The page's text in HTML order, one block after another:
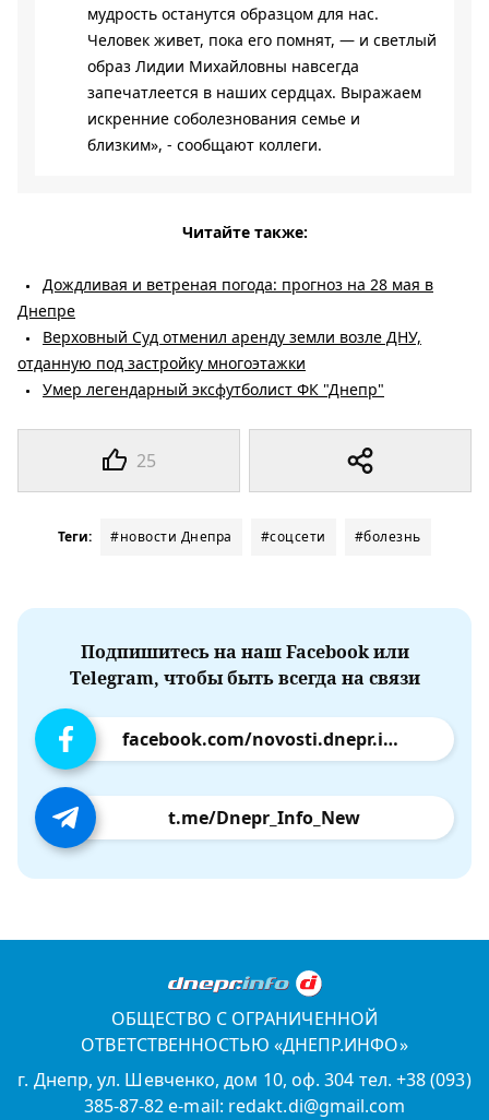
25
мудрость останутся образцом для нас.
Человек живет, пока его помнят, — и светлый
образ Лидии Михайловны навсегда
запечатлеется в наших сердцах. Выражаем
искренние соболезнования семье и
близким», - сообщают коллеги.
Читайте также:
Дождливая и ветреная погода: прогноз на 28 мая в
Днепре
Верховный Суд отменил аренду земли возле ДНУ,
отданную под застройку многоэтажки
Умер легендарный эксфутболист ФК "Днепр"
Теги: #новости Днепра #соцсети #болезнь
Подпишитесь на наш Facebook или
Telegram, чтобы быть всегда на связи
facebook.com/novosti.dnepr.info
t.me/Dnepr_Info_New
ОБЩЕСТВО С ОГРАНИЧЕННОЙ
ОТВЕТСТВЕННОСТЬЮ «ДНЕПР.ИНФО»
г. Днепр, ул. Шевченко, дом 10, оф. 304 тел. +38 (093)
385-87-82 e-mail: redakt.di@gmail.com